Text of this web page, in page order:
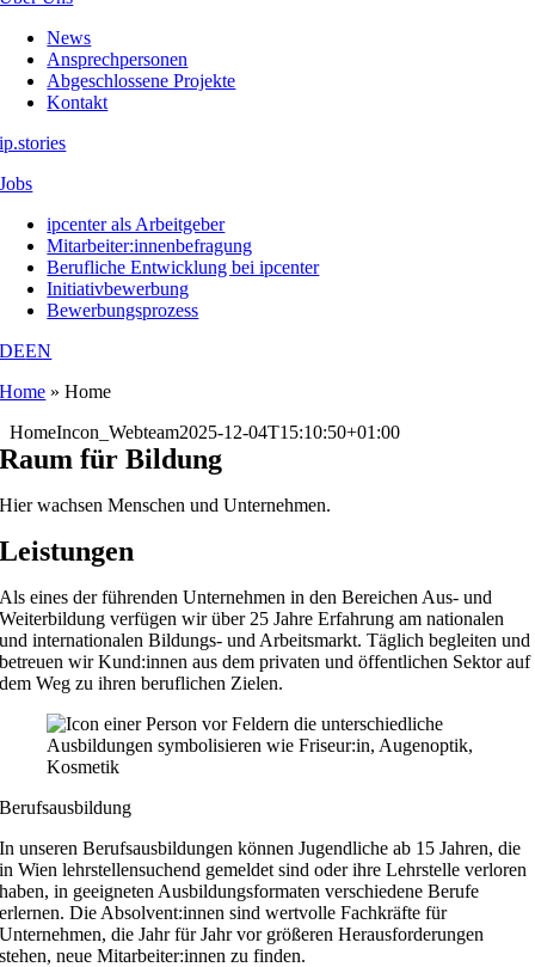
News
Ansprechpersonen
Abgeschlossene Projekte
Kontakt
ip.stories
Jobs
ipcenter als Arbeitgeber
Mitarbeiter:innenbefragung
Berufliche Entwicklung bei ipcenter
Initiativbewerbung
Bewerbungsprozess
DEEN
Home »Home
HomeIncon_Webteam2025-12-04T15:10:50+01:00
Raum für Bildung
Hier wachsen Menschen und Unternehmen.
Leistungen
Als eines der führenden Unternehmen in den Bereichen Aus- und
Weiterbildung verfügen wir über 25 Jahre Erfahrung am nationalen
und internationalen Bildungs- und Arbeitsmarkt. Täglich begleiten und
betreuen wir Kund:innen aus dem privaten und öffentlichen Sektor auf
dem Weg zu ihren beruflichen Zielen.
Berufsausbildung
In unseren Berufsausbildungen können Jugendliche ab 15 Jahren, die
in Wien lehrstellensuchend gemeldet sind oder ihre Lehrstelle verloren
haben, in geeigneten Ausbildungsformaten verschiedene Berufe
erlernen. Die Absolvent:innen sind wertvolle Fachkräfte für
Unternehmen, die Jahr für Jahr vor größeren Herausforderungen
stehen, neue Mitarbeiter:innen zu finden.